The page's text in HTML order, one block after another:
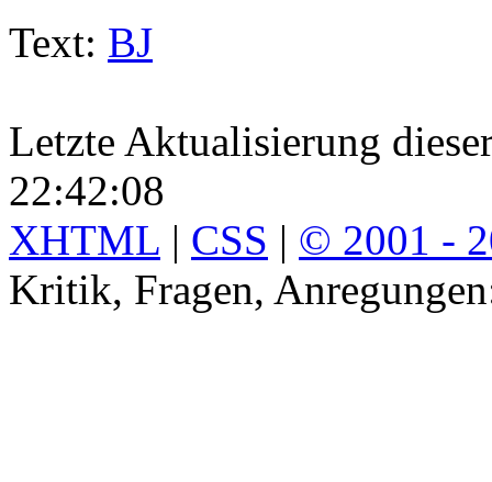
Text: BJ
Letzte Aktualisierung
22:42:08
XHTML | CSS | © 2001 -
Kritik, Fragen,